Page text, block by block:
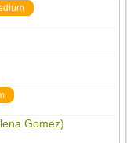
Gomez)